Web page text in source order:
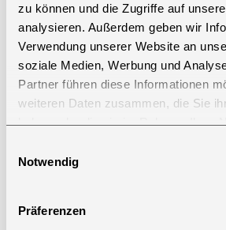
zu können und die Zugriffe auf
analysieren. Außerdem geben wir
Verwendung unserer Website an
soziale Medien, Werbung und
Partner führen diese Informationen
weiteren Daten zusammen, die Sie
haben oder die sie im Rahmen Ihrer
Notwendig
Präferenzen
Eigenschaften schützt sie vor
und bleibt dabei angenehm zu tragen.
Der verdeckte YKK Reißverschluss
Optik und zusätzlichen Schutz. Die
und die verstellbaren Ärmelbündchen
und Komfort.
Ausgestattet mit zwei Seitentaschen
Innentasche bietet die Jacke
persönliche Gegenstände.